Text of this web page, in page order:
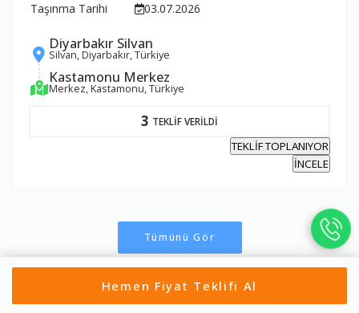
Taşınma Tarihi
03.07.2026
Diyarbakır Silvan
Silvan, Diyarbakır, Türkiye
Kastamonu Merkez
Merkez, Kastamonu, Türkiye
3 TEKLİF VERİLDİ
TEKLİF TOPLANIYOR
İNCELE
Tümünü Gör
Hemen Fiyat Teklifi Al